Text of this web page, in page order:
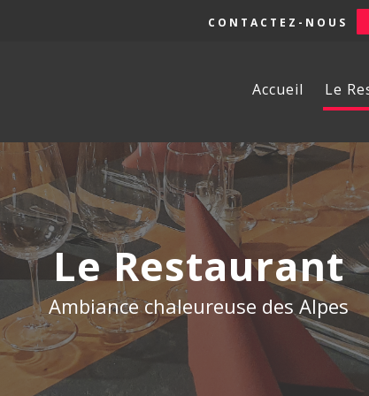
CONTACTEZ-NOUS
Accueil Le
Le Restaurant
Ambiance chaleureuse des Alpes